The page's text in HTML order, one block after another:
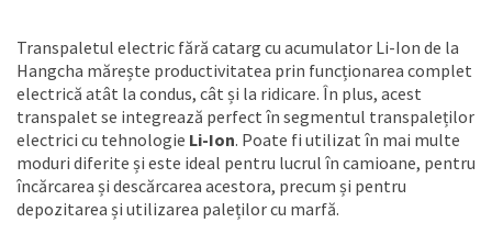
Transpaletul electric fără catarg cu acumulator Li-Ion de la
Hangcha mărește productivitatea prin funcționarea complet
electrică atât la condus, cât și la ridicare. În plus, acest
transpalet se integrează perfect în segmentul transpaleților
electrici cu tehnologie Li-Ion. Poate fi utilizat în mai multe
moduri diferite și este ideal pentru lucrul în camioane, pentru
încărcarea și descărcarea acestora, precum și pentru
depozitarea și utilizarea paleților cu marfă.